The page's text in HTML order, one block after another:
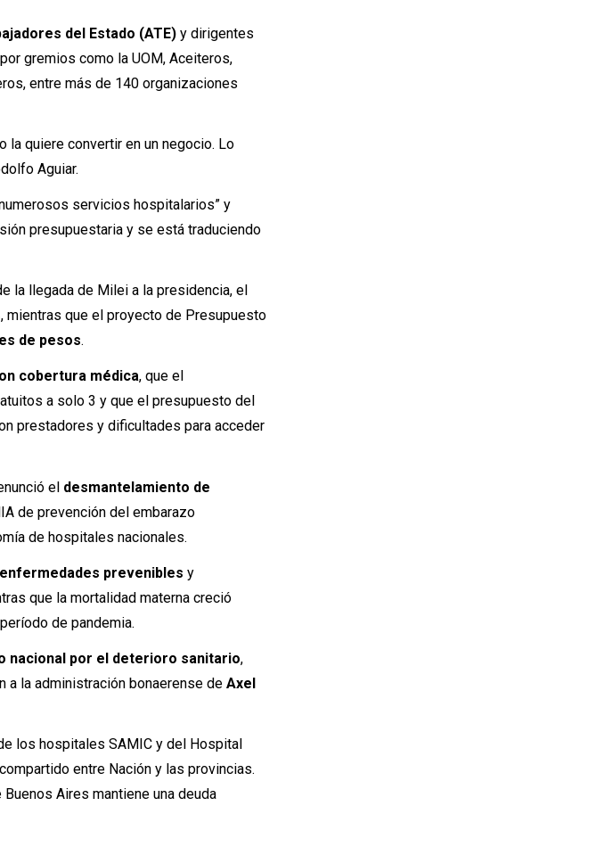
del Estado (ATE) y dirigentes
gremios como la UOM, Aceiteros,
entre más de 140 organizaciones
la quiere convertir en un negocio. Lo
Aguiar.
servicios hospitalarios” y
presupuestaria y se está traduciendo
la llegada de Milei a la presidencia, el
, mientras que el proyecto de Presupuesto
de pesos.
cobertura médica, que el
a solo 3 y que el presupuesto del
prestadores y dificultades para acceder
el desmantelamiento de
de prevención del embarazo
de hospitales nacionales.
prevenibles y
que la mortalidad materna creció
de pandemia.
nacional por el deterioro sanitario,
a la administración bonaerense deAxel
los hospitales SAMIC y del Hospital
entre Nación y las provincias.
Aires mantiene una deuda